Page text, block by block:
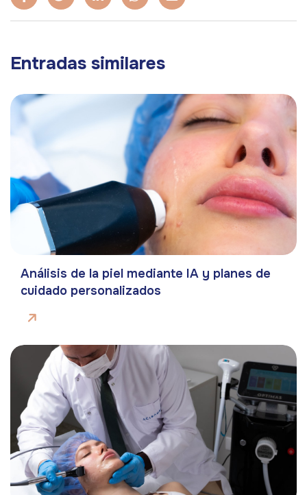
Entradas similares
Análisis de la piel mediante IA y planes de
cuidado personalizados